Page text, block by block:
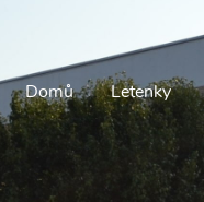
Domů Letenky